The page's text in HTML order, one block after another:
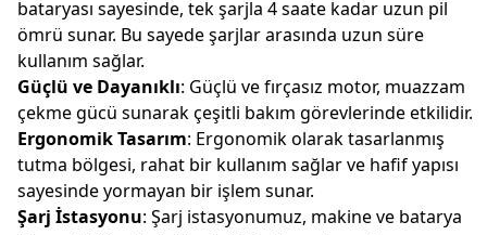
bataryası sayesinde, tek şarjla 4 saate kadar uzun pil
ömrü sunar. Bu sayede şarjlar arasında uzun süre
kullanım sağlar.
Güçlü ve Dayanıklı: Güçlü ve fırçasız motor, muazzam
çekme gücü sunarak çeşitli bakım görevlerinde etkilidir.
Ergonomik Tasarım: Ergonomik olarak tasarlanmış
tutma bölgesi, rahat bir kullanım sağlar ve hafif yapısı
sayesinde yormayan bir işlem sunar.
Şarj İstasyonu: Şarj istasyonumuz, makine ve batarya